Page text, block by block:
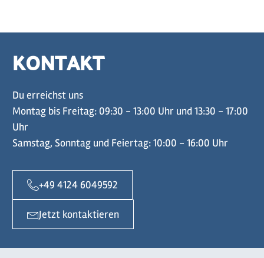
KONTAKT
Du erreichst uns
Montag bis Freitag: 09:30 - 13:00 Uhr und 13:30 - 17:00
Uhr
Samstag, Sonntag und Feiertag: 10:00 - 16:00 Uhr
+49 4124 6049592
Jetzt kontaktieren